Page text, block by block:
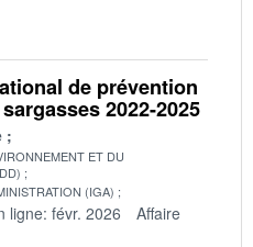
de prévention
2022-2025
ET DU
(IGA)
ligne: févr. 2026
Affaire